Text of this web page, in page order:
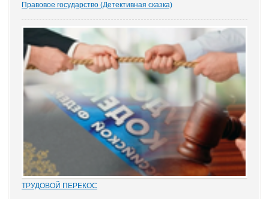
Правовое государство (Детективная сказка)
Добрыня исподлобья бросил на Воеводу удивлённый взгляд.
- Я был...
ТРУДОВОЙ ПЕРЕКОС